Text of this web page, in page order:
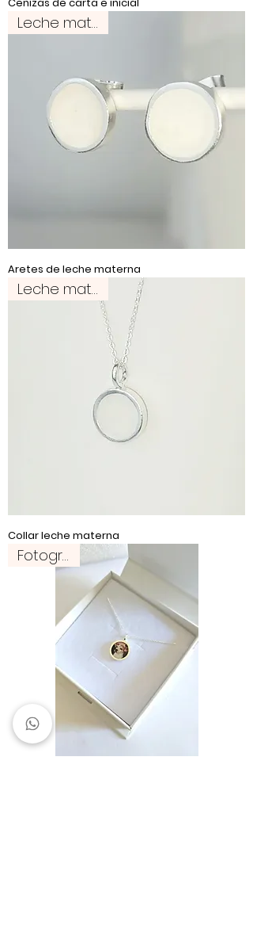
Leche materna
Aretes de leche materna
Leche materna
Collar leche materna
Fotografía